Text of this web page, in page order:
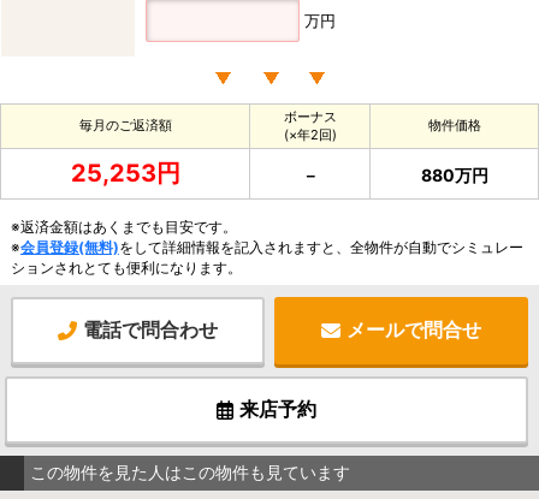
万円
毎月のご返済額
ボーナス
(×年2回)
物件価格
25,253円 － 880万円
※返済金額はあくまでも目安です。
※会員登録(無料)をして詳細情報を記入されますと、全物件が自動でシミュレー
ションされとても便利になります。
電話で問合わせ メールで問合せ
来店予約
この物件を見た人はこの物件も見ています